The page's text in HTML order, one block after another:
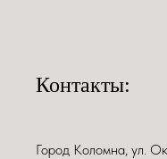
Контакты:
Город Коломна, ул.